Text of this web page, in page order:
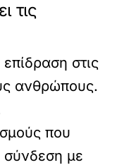
τις
στις
ανθρώπους.
που
σύνδεση με